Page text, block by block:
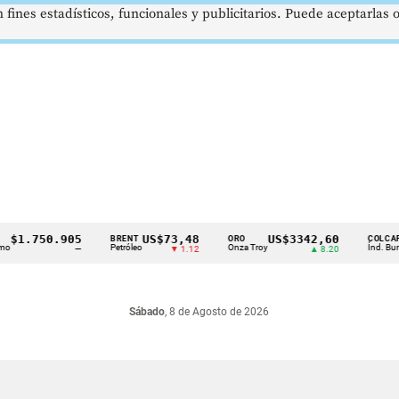
BRENT
Petróleo
US$73,48
▼ 1.12 Onza Troy
US$3342,60
▲ 8.20
COLCAP
Índ. Bursátil
Sábado, 8 de Agosto de 2026
estadísticos, funcionales y publicitarios. Puede aceptarlas